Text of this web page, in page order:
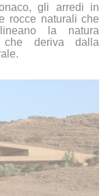
gli arredi in
rocce naturali che
la natura
che deriva dalla